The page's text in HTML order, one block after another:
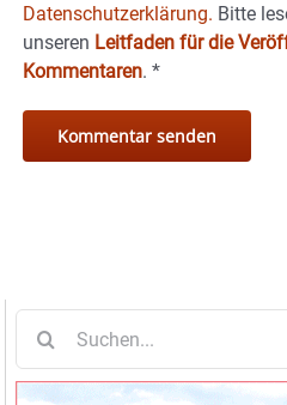
Datenschutzerklärung. Bitte
unseren Leitfaden für die
Kommentaren. *
nach: